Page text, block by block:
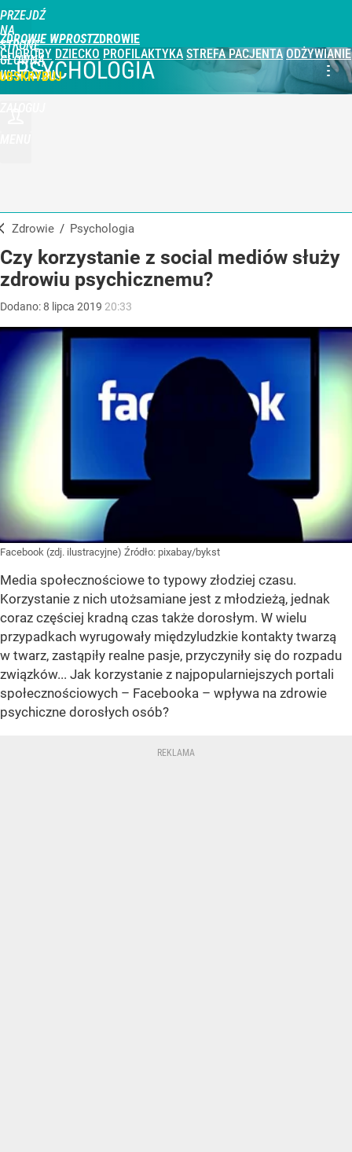
PRZEJDŹ
NA
STRONĘ
GŁÓWNĄ
WPROST.PL
ZDROWIE WPROST
CHOROBY DZIECKO PROFILAKTYKA STREFA PACJENTA ODŻYWIANIE
PSYCHOLOGIA
Zdrowie / Psychologia
Czy korzystanie z social mediów służy
zdrowiu psychicznemu?
Dodano:8 lipca 2019 20:33
Facebook (zdj. ilustracyjne) Źródło: pixabay/bykst
Media społecznościowe to typowy złodziej czasu.
Korzystanie z nich utożsamiane jest z młodzieżą, jednak
coraz częściej kradną czas także dorosłym. W wielu
przypadkach wyrugowały międzyludzkie kontakty twarzą
w twarz, zastąpiły realne pasje, przyczyniły się do rozpadu
związków... Jak korzystanie z najpopularniejszych portali
społecznościowych – Facebooka – wpływa na zdrowie
psychiczne dorosłych osób?